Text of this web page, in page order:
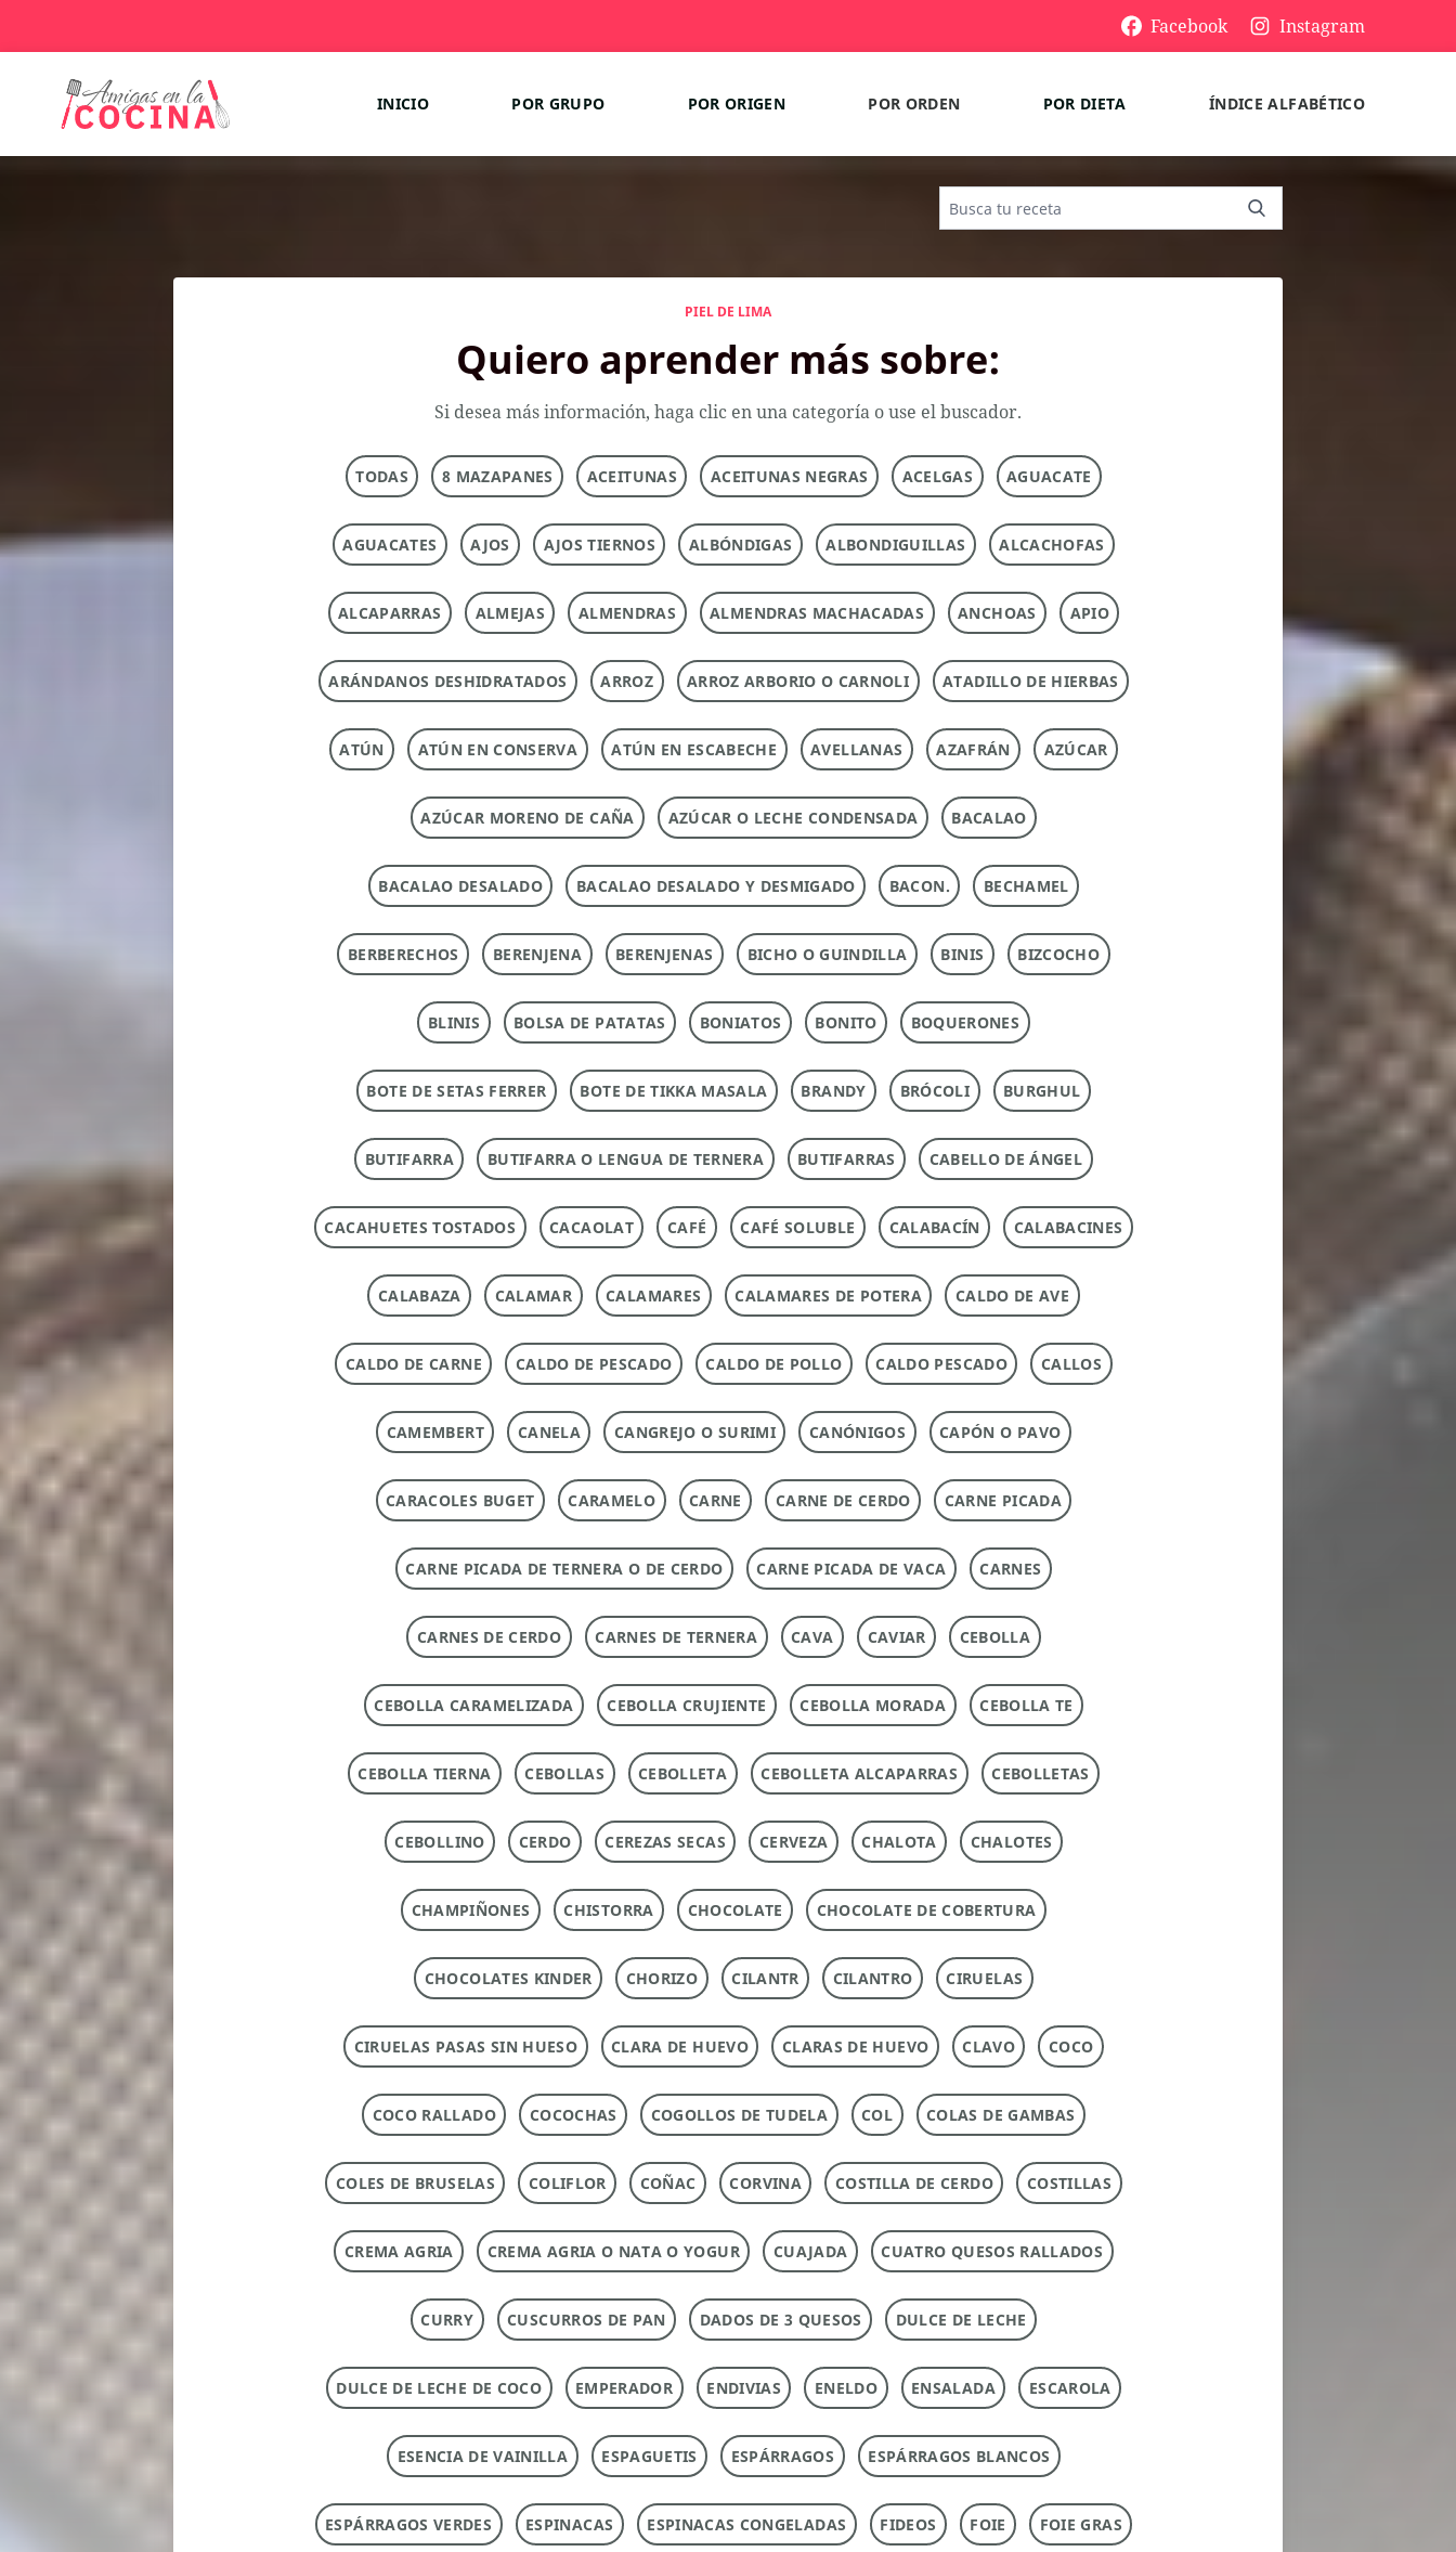
Facebook Instagram
INICIO POR GRUPO POR ORIGEN POR ORDEN POR DIETA ÍNDICE ALFABÉTICO
PIEL DE LIMA
Quiero aprender más sobre:
Si desea más información, haga clic en una categoría o use el buscador.
TODAS 8 MAZAPANES ACEITUNAS ACEITUNAS NEGRAS ACELGAS AGUACATE
AGUACATES AJOS AJOS TIERNOS ALBÓNDIGAS ALBONDIGUILLAS ALCACHOFAS
ALCAPARRAS ALMEJAS ALMENDRAS ALMENDRAS MACHACADAS ANCHOAS APIO
ARÁNDANOS DESHIDRATADOS ARROZ ARROZ ARBORIO O CARNOLI ATADILLO DE HIERBAS
ATÚN ATÚN EN CONSERVA ATÚN EN ESCABECHE AVELLANAS AZAFRÁN AZÚCAR
AZÚCAR MORENO DE CAÑA AZÚCAR O LECHE CONDENSADA BACALAO
BACALAO DESALADO BACALAO DESALADO Y DESMIGADO BACON. BECHAMEL
BERBERECHOS BERENJENA BERENJENAS BICHO O GUINDILLA BINIS BIZCOCHO
BLINIS BOLSA DE PATATAS BONIATOS BONITO BOQUERONES
BOTE DE SETAS FERRER BOTE DE TIKKA MASALA BRANDY BRÓCOLI BURGHUL
BUTIFARRA BUTIFARRA O LENGUA DE TERNERA BUTIFARRAS CABELLO DE ÁNGEL
CACAHUETES TOSTADOS CACAOLAT CAFÉ CAFÉ SOLUBLE CALABACÍN CALABACINES
CALABAZA CALAMAR CALAMARES CALAMARES DE POTERA CALDO DE AVE
CALDO DE CARNE CALDO DE PESCADO CALDO DE POLLO CALDO PESCADO CALLOS
CAMEMBERT CANELA CANGREJO O SURIMI CANÓNIGOS CAPÓN O PAVO
CARACOLES BUGET CARAMELO CARNE CARNE DE CERDO CARNE PICADA
CARNE PICADA DE TERNERA O DE CERDO CARNE PICADA DE VACA CARNES
CARNES DE CERDO CARNES DE TERNERA CAVA CAVIAR CEBOLLA
CEBOLLA CARAMELIZADA CEBOLLA CRUJIENTE CEBOLLA MORADA CEBOLLA TE
CEBOLLA TIERNA CEBOLLAS CEBOLLETA CEBOLLETA ALCAPARRAS CEBOLLETAS
CEBOLLINO CERDO CEREZAS SECAS CERVEZA CHALOTA CHALOTES
CHAMPIÑONES CHISTORRA CHOCOLATE CHOCOLATE DE COBERTURA
CHOCOLATES KINDER CHORIZO CILANTR CILANTRO CIRUELAS
CIRUELAS PASAS SIN HUESO CLARA DE HUEVO CLARAS DE HUEVO CLAVO COCO
COCO RALLADO COCOCHAS COGOLLOS DE TUDELA COL COLAS DE GAMBAS
COLES DE BRUSELAS COLIFLOR COÑAC CORVINA COSTILLA DE CERDO COSTILLAS
CREMA AGRIA CREMA AGRIA O NATA O YOGUR CUAJADA CUATRO QUESOS RALLADOS
CURRY CUSCURROS DE PAN DADOS DE 3 QUESOS DULCE DE LECHE
DULCE DE LECHE DE COCO EMPERADOR ENDIVIAS ENELDO ENSALADA ESCAROLA
ESENCIA DE VAINILLA ESPAGUETIS ESPÁRRAGOS ESPÁRRAGOS BLANCOS
ESPÁRRAGOS VERDES ESPINACAS ESPINACAS CONGELADAS FIDEOS FOIE FOIE GRAS